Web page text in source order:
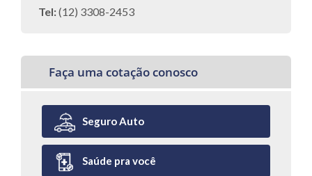
Tel:(12) 3308-2453
Faça uma cotação conosco
Seguro Auto
Saúde pra você